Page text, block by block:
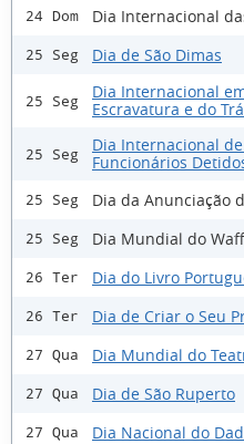
24 Dom Dia Internacional
25 Seg Dia de São Dimas
25 Seg
Dia Internacional
Escravatura e do
25 Seg
Dia Internacional
Funcionários
25 Seg Dia da Anunciação
25 Seg Dia Mundial do
26 Ter Dia do Livro
26 Ter Dia de Criar o Seu
27 Qua Dia Mundial do
27 Qua Dia de São Ruperto
27 Qua Dia Nacional do